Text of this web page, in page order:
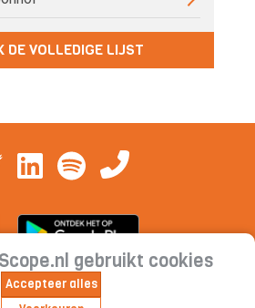
DE VOLLEDIGE LIJST
| Privacyverklaring |
gebruikt cookies
Accepteer alles